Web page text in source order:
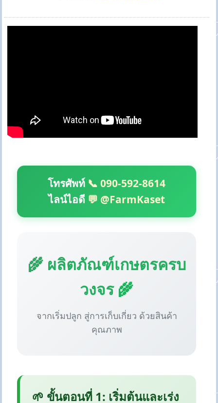
โทรศัพท์ 📞 090-592-8614
ไลน์ไอดี 💬 @FarmKaset
🌾 ผลิตภัณฑ์เกษตรครบ
วงจร 🌾
จากเริ่มปลูก สู่การเก็บเกี่ยว ด้วยสินค้า
คุณภาพ
🌱 ขั้นตอนที่ 1: เริ่มต้นและเร่ง